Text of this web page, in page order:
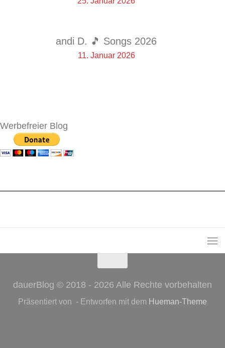
andi D. 🎵 Songs 2026
11. Januar 2026
Werbefreier Blog
dauerBlog © 2018 - 2026 Alle Rechte vorbehalten
Präsentiert von - Entworfen mit dem Hueman-Theme